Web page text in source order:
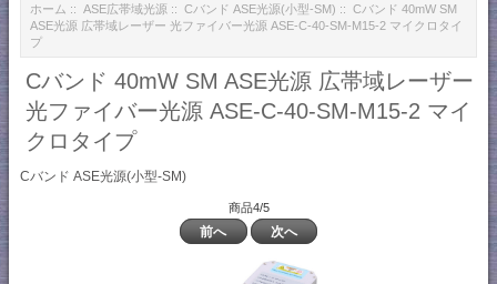
ホーム :: ASE広帯域光源 :: Cバンド ASE光源(小型-SM) :: Cバンド 40mW SM
ASE光源 広帯域レーザー 光ファイバー光源 ASE-C-40-SM-M15-2 マイクロタイ
プ
Cバンド 40mW SM ASE光源 広帯域レーザー
光ファイバー光源 ASE-C-40-SM-M15-2 マイ
クロタイプ
Cバンド ASE光源(小型-SM)
商品4/5
前へ 次へ